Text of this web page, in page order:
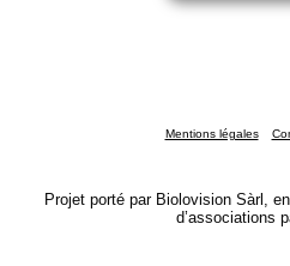
Mentions légales
Projet porté par Biolovision Sàrl,
d’associations